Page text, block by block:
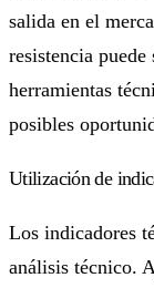
salida en el
resistencia
herramientas
posibles
Utilización de
Los indicadores
análisis técnico.